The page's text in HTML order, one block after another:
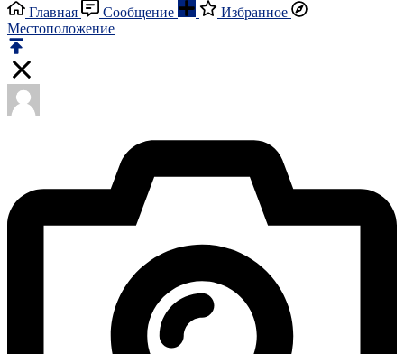
Главная
Сообщение
Избранное
Местоположение